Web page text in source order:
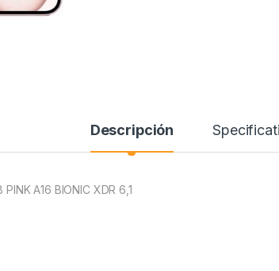
Descripción
PINK A16 BIONIC XDR 6,1